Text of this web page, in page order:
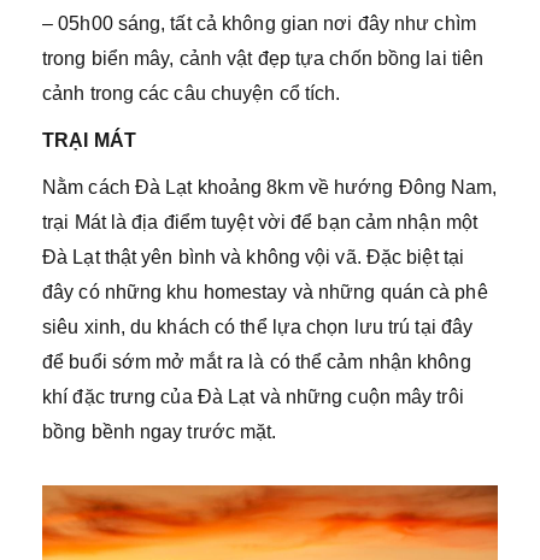
– 05h00 sáng, tất cả không gian nơi đây như chìm
trong biển mây, cảnh vật đẹp tựa chốn bồng lai tiên
cảnh trong các câu chuyện cổ tích.
TRẠI MÁT
Nằm cách Đà Lạt khoảng 8km về hướng Đông Nam,
trại Mát là địa điểm tuyệt vời để bạn cảm nhận một
Đà Lạt thật yên bình và không vội vã. Đặc biệt tại
đây có những khu homestay và những quán cà phê
siêu xinh, du khách có thể lựa chọn lưu trú tại đây
để buổi sớm mở mắt ra là có thể cảm nhận không
khí đặc trưng của Đà Lạt và những cuộn mây trôi
bồng bềnh ngay trước mặt.